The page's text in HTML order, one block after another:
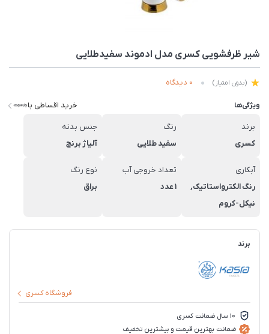
شیر ظرفشویی کسری مدل ادموند سفیدطلایی
(بدون امتیاز) 0 دیدگاه
ویژگی‌ها خرید اقساطی با
برند
کسری
رنگ
سفید طلایی
جنس بدنه
آلیاژ برنج
آبکاری
رنگ الکترواستاتیک,
نیکل-کروم
تعداد خروجی آب
1 عدد
نوع رنگ
براق
برند
فروشگاه کسری
10 سال ضمانت کسری
ضمانت بهترین قیمت و بیشترین تخفیف